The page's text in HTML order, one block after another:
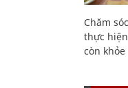
Chăm
thực
còn khỏe